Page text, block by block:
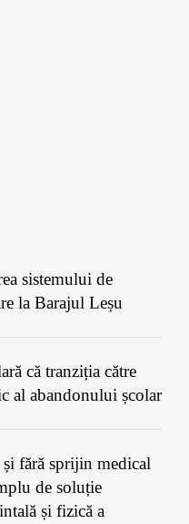
sistemului de
la Barajul Leșu
că tranziția către
al abandonului școlar
fără sprijin medical
de soluție
și fizică a